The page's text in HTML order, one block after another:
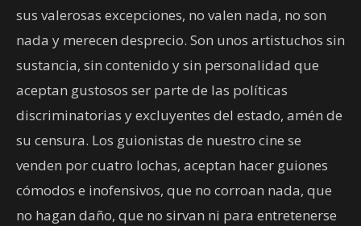
sus valerosas excepciones, no valen nada, no son
nada y merecen desprecio. Son unos artistuchos sin
sustancia, sin contenido y sin personalidad que
aceptan gustosos ser parte de las políticas
discriminatorias y excluyentes del estado, amén de
su censura. Los guionistas de nuestro cine se
venden por cuatro lochas, aceptan hacer guiones
cómodos e inofensivos, que no corroan nada, que
no hagan daño, que no sirvan ni para entretenerse